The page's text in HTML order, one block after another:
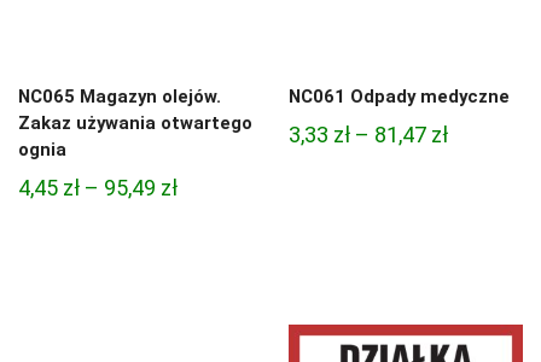
NC065 Magazyn olejów.
Zakaz używania otwartego
ognia
4,45 zł – 95,49 złZakres
NC061 Odpady medyczne
3,33 zł – 81,47 złZakres